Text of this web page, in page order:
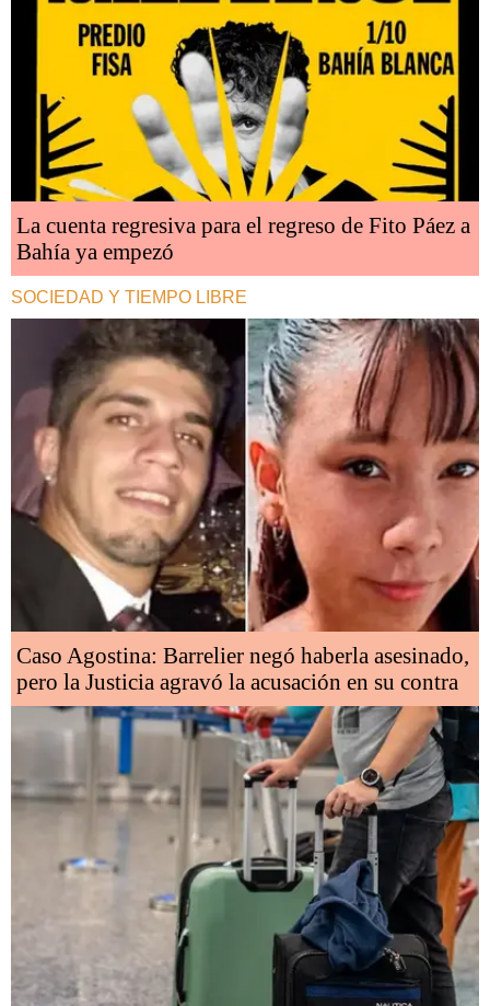
La cuenta regresiva para el regreso de Fito Páez a
Bahía ya empezó
SOCIEDAD Y TIEMPO LIBRE
Caso Agostina: Barrelier negó haberla asesinado,
pero la Justicia agravó la acusación en su contra